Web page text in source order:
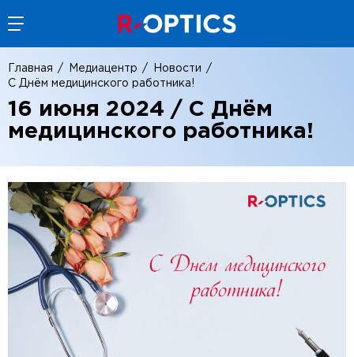
Главная Медиацентр
Новости
С Днём медицинского работника!
16 июня 2024 / С Днём
медицинского работника!